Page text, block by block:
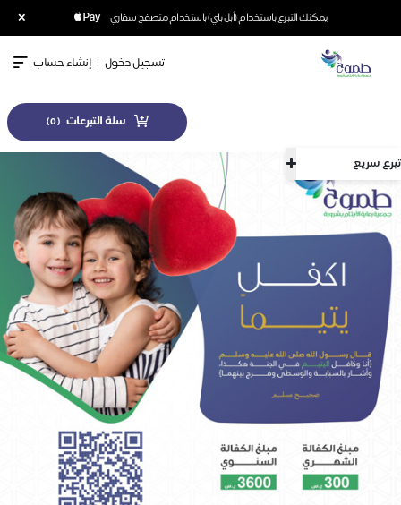
يمكنك التبرع باستخدام (أبل باي) باستخدام متصفح سفاري ×
تبرع سريع
تسجيل دخول | إنشاء حساب
سلة التبرعات (
0
)